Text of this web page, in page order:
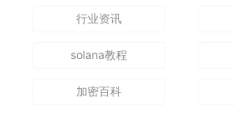
行业资讯
solana教程
加密百科